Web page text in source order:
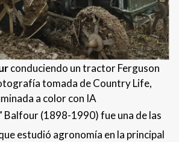
conduciendo un tractor Ferguson
tomada de Country Life,
a color con IA
Balfour (1898-1990) fue una de las
estudió agronomía en la principal